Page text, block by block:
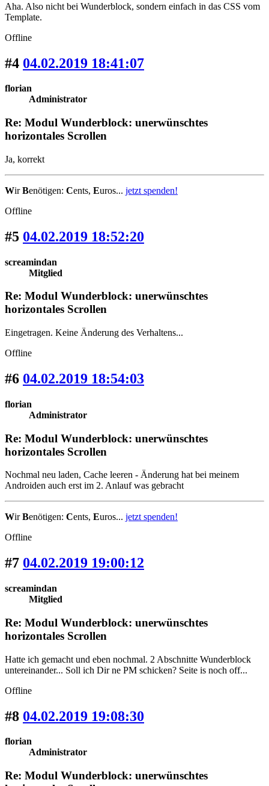
Aha. Also nicht bei Wunderblock, sondern einfach in das CSS vom
Template.
Offline
#4 04.02.2019 18:41:07
florian
Administrator
Re: Modul Wunderblock: unerwünschtes
horizontales Scrollen
Ja, korrekt
WirBenötigen: Cents, Euros... jetzt spenden!
Offline
#5 04.02.2019 18:52:20
screamindan
Mitglied
Re: Modul Wunderblock: unerwünschtes
horizontales Scrollen
Eingetragen. Keine Änderung des Verhaltens...
Offline
#6 04.02.2019 18:54:03
florian
Administrator
Re: Modul Wunderblock: unerwünschtes
horizontales Scrollen
Nochmal neu laden, Cache leeren - Änderung hat bei meinem
Androiden auch erst im 2. Anlauf was gebracht
WirBenötigen: Cents, Euros... jetzt spenden!
Offline
#7 04.02.2019 19:00:12
screamindan
Mitglied
Re: Modul Wunderblock: unerwünschtes
horizontales Scrollen
Hatte ich gemacht und eben nochmal. 2 Abschnitte Wunderblock
untereinander... Soll ich Dir ne PM schicken? Seite is noch off...
Offline
#8 04.02.2019 19:08:30
florian
Administrator
Re: Modul Wunderblock: unerwünschtes